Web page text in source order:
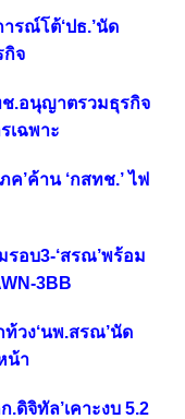
รณ์โต้‘ปธ.’นัด
กิจ
.อนุญาตรวมธุรกิจ
เฉพาะ
’ค้าน ‘กสทช.’ ไฟ
อบ3-‘สรณ’พร้อม
3BB
วง‘นพ.สรณ’นัด
น้า
ดิจิทัล’เคาะงบ 5.2